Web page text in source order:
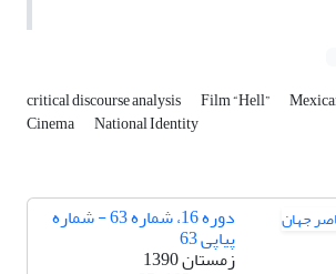
critical discourse analysis Film “Hell”
Cinema National Identity
دوره 16، شماره 63 - شماره
پیاپی 63
زمستان 1390